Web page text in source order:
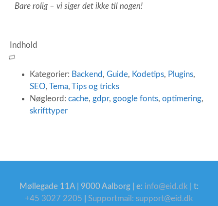
Bare rolig – vi siger det ikke til nogen!
Indhold
Kategorier: Backend , Guide, Kodetips, Plugins,
SEO, Tema, Tips og tricks
Nøgleord: cache, gdpr, google fonts, optimering,
skrifttyper
Møllegade 11A | 9000 Aalborg | e: info@eid.dk | t:
+45 3027 2205
Supportmail: support@eid.dk